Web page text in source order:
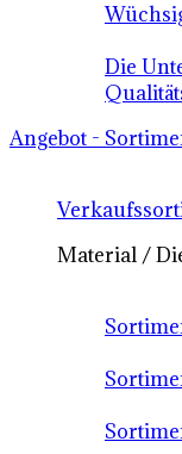
Die
Angebot -
Material /